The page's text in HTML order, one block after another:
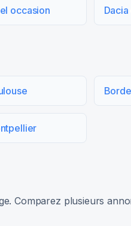
occasion
Comparez plusieurs